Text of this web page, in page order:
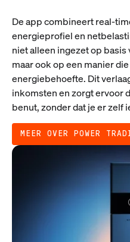
De app combineert real-
energieprofiel en
niet alleen ingezet op
maar ook op een manier
energiebehoefte. Dit
inkomsten en zorgt ervoor
benut, zonder dat je er zelf
MEER OVER POWER